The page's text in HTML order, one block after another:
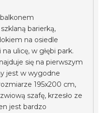
barierką,
na osiedle
ulicę, w głębi park.
się na pierwszym
jest w wygodne
195x200 cm,
szafę, krzesło ze
jest bardzo